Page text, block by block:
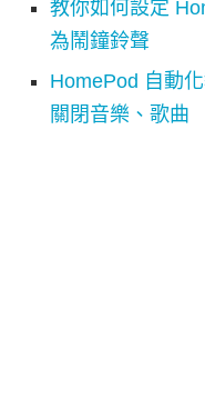
教你如何設定
為鬧鐘鈴聲
HomePod 自動
關閉音樂、歌曲